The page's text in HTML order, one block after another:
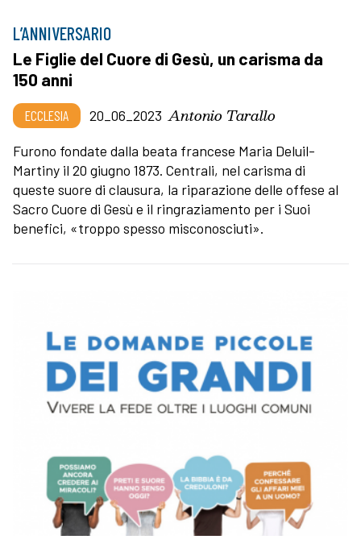
L’ANNIVERSARIO
Le Figlie del Cuore di Gesù, un carisma da
150 anni
ECCLESIA 20_06_2023 Antonio Tarallo
Furono fondate dalla beata francese Maria Deluil-
Martiny il 20 giugno 1873. Centrali, nel carisma di
queste suore di clausura, la riparazione delle offese al
Sacro Cuore di Gesù e il ringraziamento per i Suoi
benefici, «troppo spesso misconosciuti».